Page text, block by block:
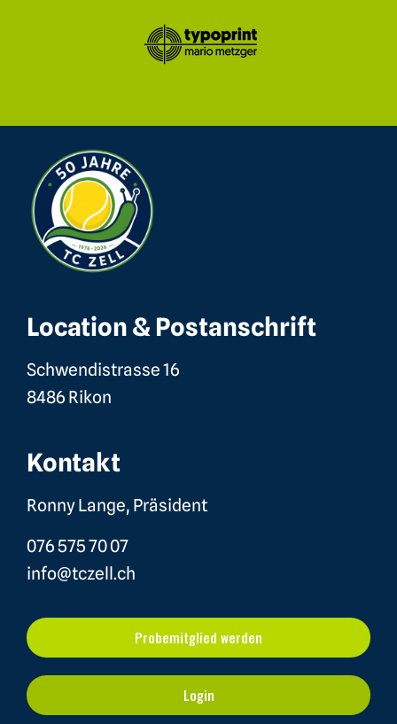
Location & Postanschrift
Schwendistrasse 16
8486 Rikon
Kontakt
Ronny Lange, Präsident
076 575 70 07
info@tczell.ch
Probemitglied werden
Login